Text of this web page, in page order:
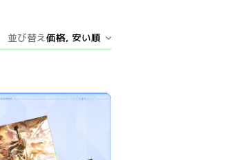
並び替え価格, 安い順